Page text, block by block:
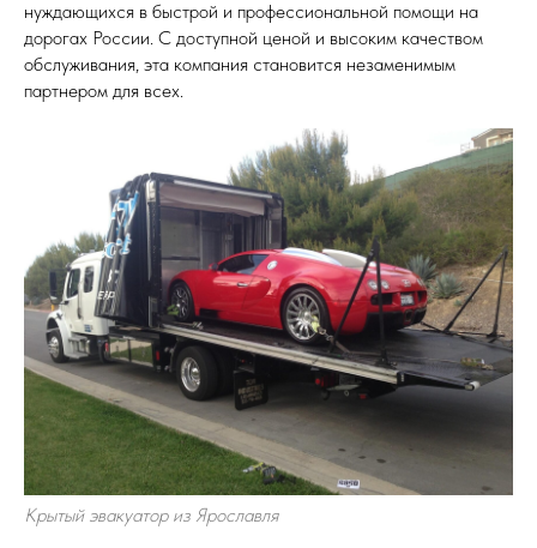
нуждающихся в быстрой и профессиональной помощи на
дорогах России. С доступной ценой и высоким качеством
обслуживания, эта компания становится незаменимым
партнером для всех.
Крытый эвакуатор из Ярославля